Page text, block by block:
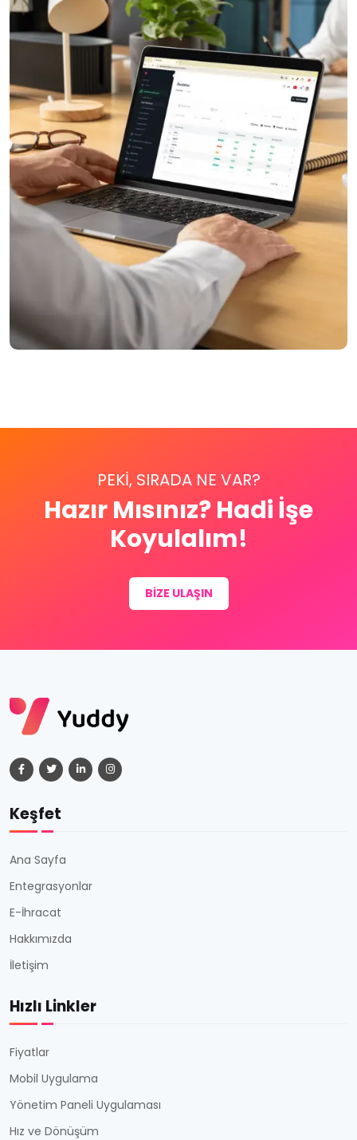
PEKI, SIRADA NE VAR?
Hazır Mısınız? Hadi İşe
Koyulalım!
BIZE ULAŞIN
Keşfet
Ana Sayfa
Entegrasyonlar
E-İhracat
Hakkımızda
İletişim
Hızlı Linkler
Fiyatlar
Mobil Uygulama
Yönetim Paneli Uygulaması
Hız ve Dönüşüm